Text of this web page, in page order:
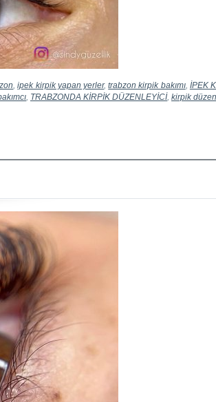
,ipek kirpik yapan yerler,trabzon kirpik bakımı, İPEK
TRABZONDA KİRPİK DÜZENLEYİCİ kirpik